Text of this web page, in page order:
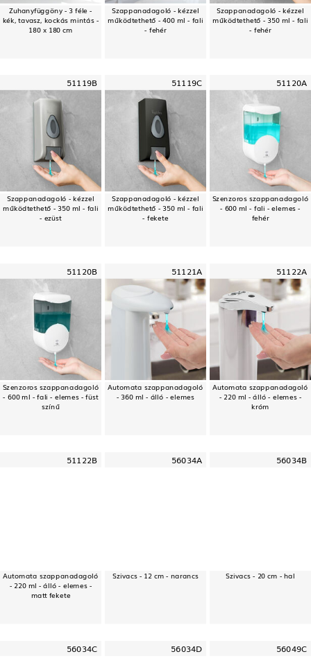
Zuhanyfüggöny - 3 féle -
kék, tavasz, kockás mintás -
180 x 180 cm
Szappanadagoló - kézzel
működtethető - 400 ml - fali
- fehér
Szappanadagoló - kézzel
működtethető - 350 ml - fali
- fehér
51119B
Szappanadagoló - kézzel
működtethető - 350 ml - fali
- ezüst
51119C
Szappanadagoló - kézzel
működtethető - 350 ml - fali
- fekete
51120A
Szenzoros szappanadagoló
- 600 ml - fali - elemes -
fehér
51120B
Szenzoros szappanadagoló
- 600 ml - fali - elemes - füst
színű
51121A
Automata szappanadagoló
- 360 ml - álló - elemes
51122A
Automata szappanadagoló
- 220 ml - álló - elemes -
króm
51122B
Automata szappanadagoló
- 220 ml - álló - elemes -
matt fekete
56034A
Szivacs - 12 cm - narancs
56034B
Szivacs - 20 cm - hal
56034C 56034D 56049C